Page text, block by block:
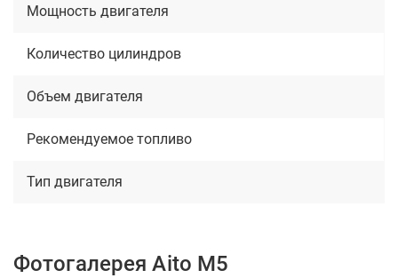
Мощность двигателя
Количество цилиндров
Объем двигателя
Рекомендуемое топливо
Тип двигателя
Фотогалерея Aito M5